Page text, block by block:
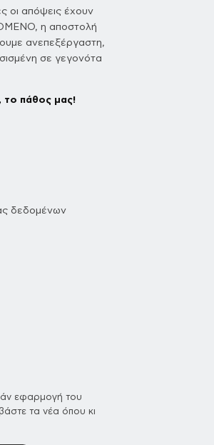
οι απόψεις έχουν
η αποστολή
ανεπεξέργαστη,
σε γεγονότα
το πάθος μας!
δεδομένων
εφαρμογή του
τα νέα όπου κι